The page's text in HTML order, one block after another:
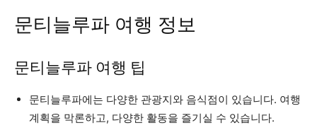
문티늘루파 여행 정보
문티늘루파 여행 팁
문티늘루파에는 다양한 관광지와 음식점이 있습니다. 여행
계획을 막론하고, 다양한 활동을 즐기실 수 있습니다.